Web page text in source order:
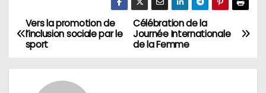
Navigation
de
l’article
Célébration de la
Journée Internationale
de la Femme
Vers la promotion de
l’inclusion sociale par le
sport